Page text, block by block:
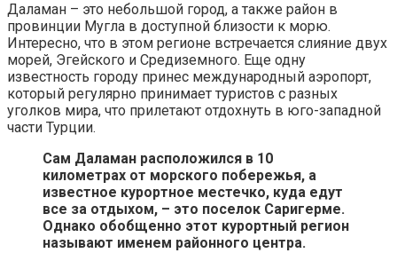
Даламан – это небольшой город, а также район в
провинции Мугла в доступной близости к морю.
Интересно, что в этом регионе встречается слияние двух
морей, Эгейского и Средиземного. Еще одну
известность городу принес международный аэропорт,
который регулярно принимает туристов с разных
уголков мира, что прилетают отдохнуть в юго-западной
части Турции.
Сам Даламан расположился в 10
километрах от морского побережья, а
известное курортное местечко, куда едут
все за отдыхом, – это поселок Саригерме.
Однако обобщенно этот курортный регион
называют именем районного центра.